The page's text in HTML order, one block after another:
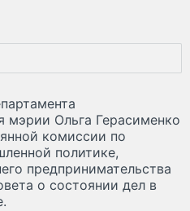
мэрии Ольга Герасименко
комиссии по
политике,
предпринимательства
о состоянии дел в